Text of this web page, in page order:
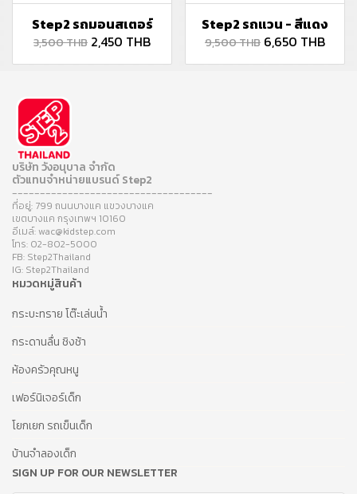
Step2 รถมอนสเตอร์
3,500 THB 2,450 THB
Step2 รถแวน - สีแดง
9,500 THB 6,650 THB
บริษัท วังอนุบาล จำกัด
ตัวแทนจำหน่ายแบรนด์ Step2
------------------------------------
ที่อยู่: 799 ถนนบางแค แขวงบางแค
เขตบางแค กรุงเทพฯ 10160
อีเมล์: wac@kidstep.com
โทร: 02-802-5000
FB: Step2Thailand
IG: Step2Thailand
หมวดหมู่สินค้า
กระบะทราย โต๊ะเล่นน้ำ
กระดานลื่น ชิงช้า
ห้องครัวคุณหนู
เฟอร์นิเจอร์เด็ก
โยกเยก รถเข็นเด็ก
บ้านจำลองเด็ก
SIGN UP FOR OUR NEWSLETTER